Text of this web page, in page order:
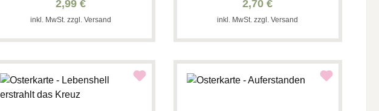
2,99 €
inkl. MwSt. zzgl. Versand
2,70 €
inkl. MwSt. zzgl. Versand